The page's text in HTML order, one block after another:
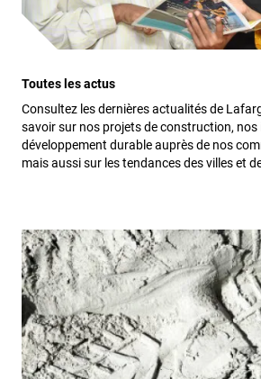
Toutes les actus
Consultez les dernières actualités de
savoir sur nos projets de construction,
développement durable auprès de nos
mais aussi sur les tendances des villes et